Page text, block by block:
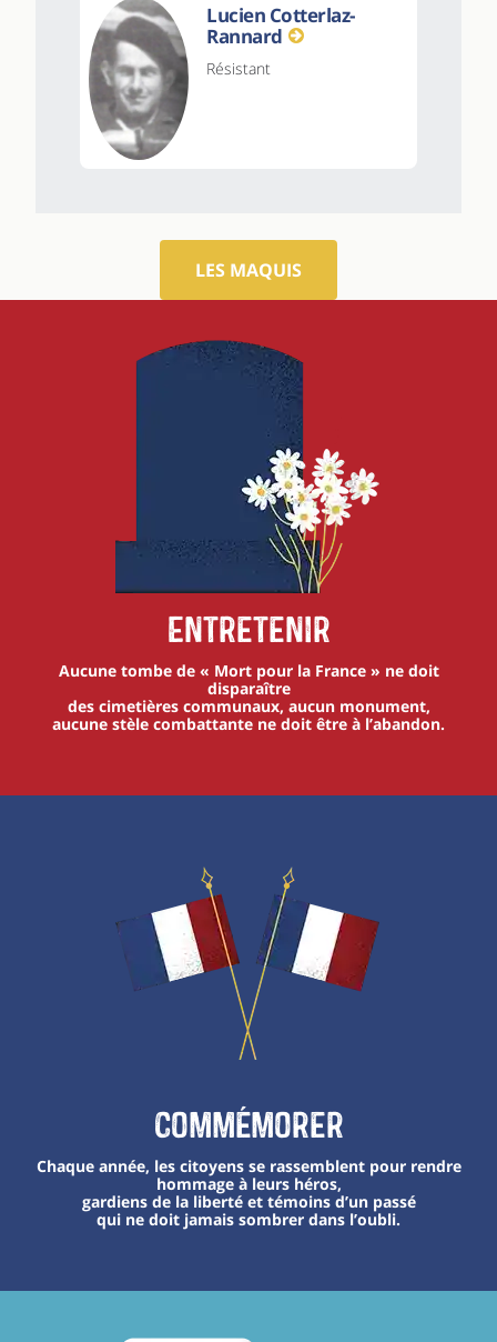
Lucien Cotterlaz-
Rannard
Résistant
LES MAQUIS
Entretenir
Aucune tombe de « Mort pour la France » ne doit
disparaître
des cimetières communaux, aucun monument,
aucune stèle combattante ne doit être à l’abandon.
Commémorer
Chaque année, les citoyens se rassemblent pour rendre
hommage à leurs héros,
gardiens de la liberté et témoins d’un passé
qui ne doit jamais sombrer dans l’oubli.